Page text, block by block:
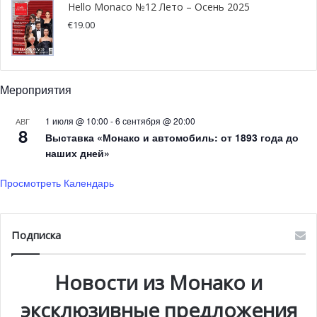
свободный доступ в теплицы сада, используемые
обычно в научных целях и закрытые для публики. Не
пропустите такую уникальную возможность на этих
выходных!
Hello Monaco №12 Лето – Осень 2025
€19.00
Мероприятия
АВГ
8
1 июля @ 10:00 -6 сентября @ 20:00
Выставка «Монако и автомобиль: от 1893 года до
наших дней»
Просмотреть Календарь
Подписка
Новости из Монако и
эксклюзивные предложения